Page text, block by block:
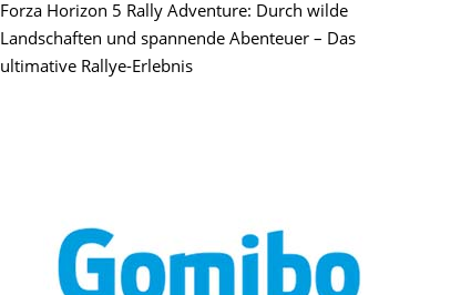
Forza Horizon 5 Rally Adventure: Durch wilde
Landschaften und spannende Abenteuer – Das
ultimative Rallye-Erlebnis